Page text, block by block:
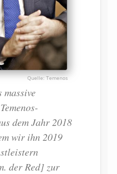
Temenos
dem Jahr 2018
wir ihn 2019
der Red] zur